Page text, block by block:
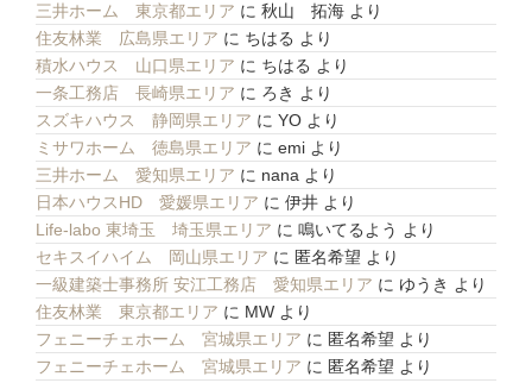
三井ホーム 東京都エリア に 秋山 拓海 より
住友林業 広島県エリア に ちはる より
積水ハウス 山口県エリア に ちはる より
一条工務店 長崎県エリア に ろき より
スズキハウス 静岡県エリア に YO より
ミサワホーム 徳島県エリア に emi より
三井ホーム 愛知県エリア に nana より
日本ハウスHD 愛媛県エリア に 伊井 より
Life-labo 東埼玉 埼玉県エリア に 鳴いてるよう より
セキスイハイム 岡山県エリア に 匿名希望 より
一級建築士事務所 安江工務店 愛知県エリア に ゆうき より
住友林業 東京都エリア に MW より
フェニーチェホーム 宮城県エリア に 匿名希望 より
フェニーチェホーム 宮城県エリア に 匿名希望 より